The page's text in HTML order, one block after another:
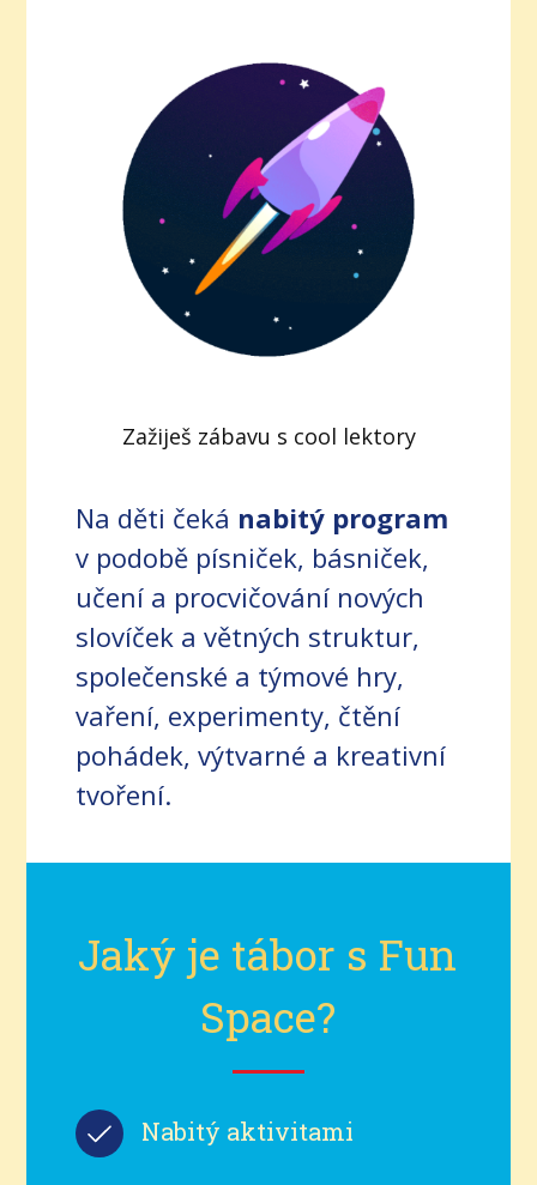
Zažiješ zábavu s cool lektory
Na děti čeká nabitý program
v podobě písniček, básniček,
učení a procvičování nových
slovíček a větných struktur,
společenské a týmové hry,
vaření, experimenty, čtění
pohádek, výtvarné a kreativní
tvoření.
Jaký je tábor s Fun
Space?
Nabitý aktivitami